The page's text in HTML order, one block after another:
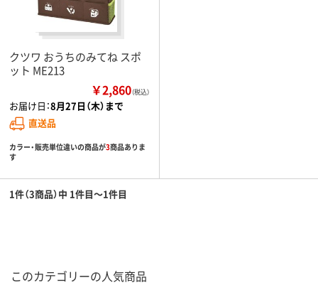
クツワ おうちのみてね スポ
ット ME213
￥2,860（税込）
お届け日：8月27日（木）まで
直送品
カラー・販売単位違いの商品が3商品ありま
す
1件（3商品）中 1件目～1件目
このカテゴリーの人気商品